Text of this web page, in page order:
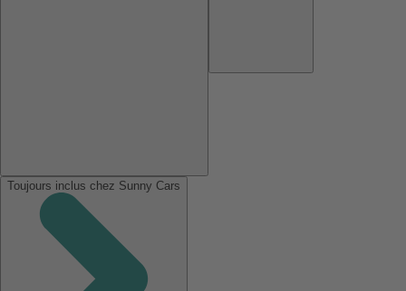
Toujours inclus chez Sunny Cars